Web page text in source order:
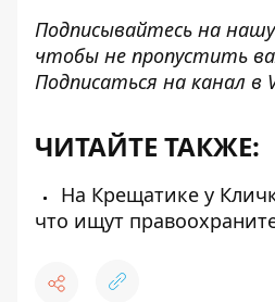
Подписывайтесь на нашу
чтобы не пропустить
Подписаться на канал в
ЧИТАЙТЕ ТАКЖЕ:
На Крещатике у
что ищут